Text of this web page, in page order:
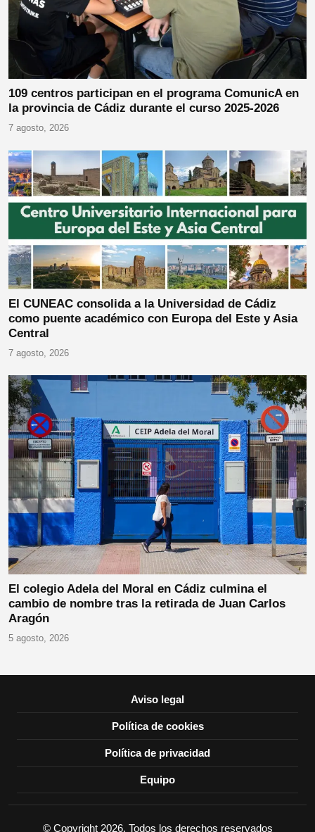
109 centros participan en el programa ComunicA en
la provincia de Cádiz durante el curso 2025-2026
7 agosto, 2026
El CUNEAC consolida a la Universidad de Cádiz
como puente académico con Europa del Este y Asia
Central
7 agosto, 2026
El colegio Adela del Moral en Cádiz culmina el
cambio de nombre tras la retirada de Juan Carlos
Aragón
5 agosto, 2026
Aviso legal
Política de cookies
Política de privacidad
Equipo
© Copyright 2026, Todos los derechos reservados